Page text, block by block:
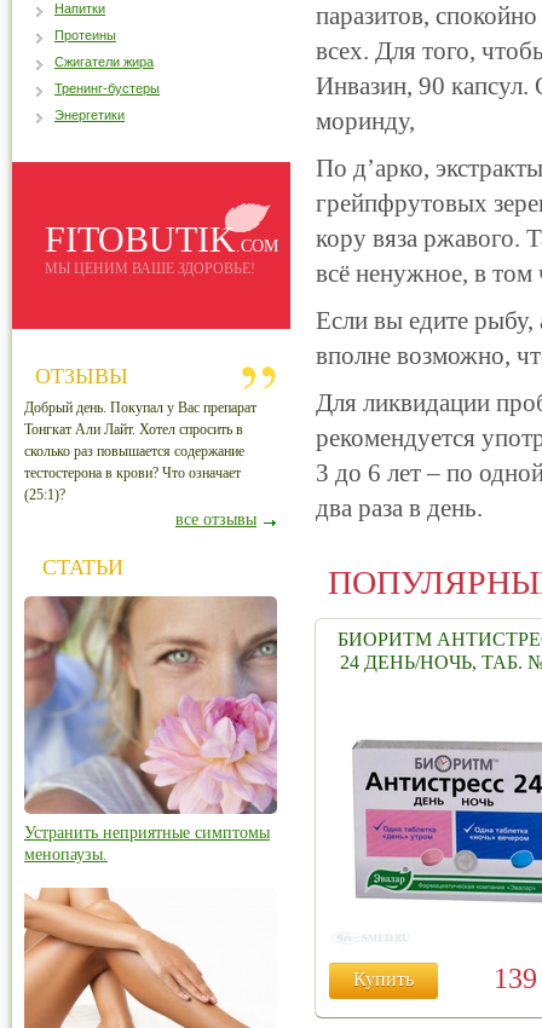
паразитов,
всех. Для того,
Инвазин, 90 капсул.
моринду,
По д’арко,
грейпфрутовых
кору вяза ржавого.
всё ненужное, в том
Если вы едите
вполне возможно,
Для ликвидации
рекомендуется
3 до 6 лет – по
два раза в день.
БИОРИТМ
24 ДЕНЬ/НОЧЬ, ТАБ.
Купить
Напитки
Протеины
Сжигатели жира
Тренинг-бустеры
Энергетики
FITOBUTIK.COM
МЫ ЦЕНИМ ВАШЕ ЗДОРОВЬЕ!
ОТЗЫВЫ
Добрый день. Покупал у Вас препарат
Тонгкат Али Лайт. Хотел спросить в
сколько раз повышается содержание
тестостерона в крови? Что означает
(25:1)?
все отзывы
СТАТЬИ
Устранить неприятные симптомы
менопаузы.